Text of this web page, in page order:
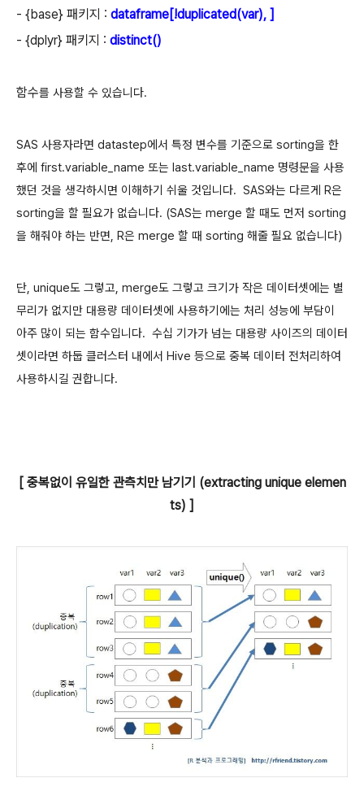
- {base} 패키지 : dataframe[!duplicated(var), ]
- {dplyr} 패키지 : distinct()
함수를 사용할 수 있습니다.
SAS 사용자라면 datastep에서 특정 변수를 기준으로 sorting을 한
후에 first.variable_name 또는 last.variable_name 명령문을 사용
했던 것을 생각하시면 이해하기 쉬울 것입니다. SAS와는 다르게 R은
sorting을 할 필요가 없습니다. (SAS는 merge 할 때도 먼저 sorting
을 해줘야 하는 반면, R은 merge 할 때 sorting 해줄 필요 없습니다)
단, unique도 그렇고, merge도 그렇고 크기가 작은 데이터셋에는 별
무리가 없지만 대용량 데이터셋에 사용하기에는 처리 성능에 부담이
아주 많이 되는 함수입니다. 수십 기가가 넘는 대용량 사이즈의 데이터
셋이라면 하둡 클러스터 내에서 Hive 등으로 중복 데이터 전처리하여
사용하시길 권합니다.
[ 중복없이 유일한 관측치만 남기기 (extracting unique elemen
ts) ]